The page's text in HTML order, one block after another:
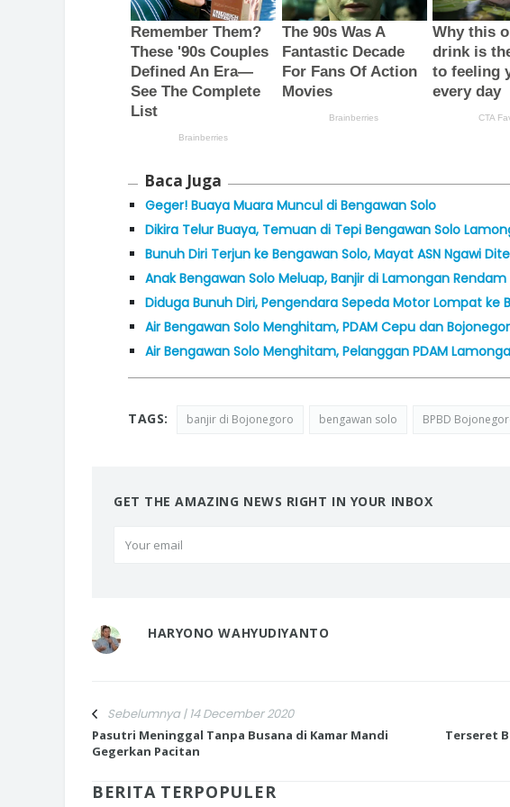
Baca Juga
Geger! Buaya Muara Muncul di Bengawan Solo
Dikira Telur Buaya, Temuan di Tepi Bengawan Solo
Bunuh Diri Terjun ke Bengawan Solo, Mayat ASN Ngawi
Anak Bengawan Solo Meluap, Banjir di Lamongan Rendam
Diduga Bunuh Diri, Pengendara Sepeda Motor Lompat ke
Air Bengawan Solo Menghitam, PDAM Cepu dan
Air Bengawan Solo Menghitam, Pelanggan PDAM
TAGS: banjir di Bojonegoro bengawan solo BPBD
GET THE AMAZING NEWS RIGHT IN YOUR INBOX
HARYONO WAHYUDIYANTO
Sebelumnya | 14 December 2020
Pasutri Meninggal Tanpa Busana di Kamar Mandi
Gegerkan Pacitan
Terseret
BERITA TERPOPULER